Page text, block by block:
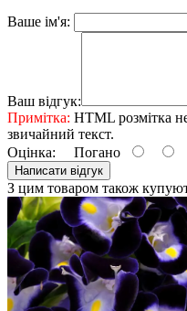
Ваше ім'я:
Ваш відгук:
Примітка: HTML розмітка
звичайний текст.
Оцінка: Погано
Написати відгук
З цим товаром також